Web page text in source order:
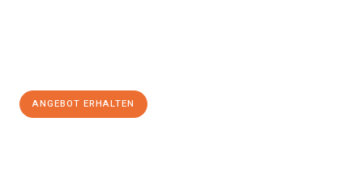
ANGEBOT ERHALTEN